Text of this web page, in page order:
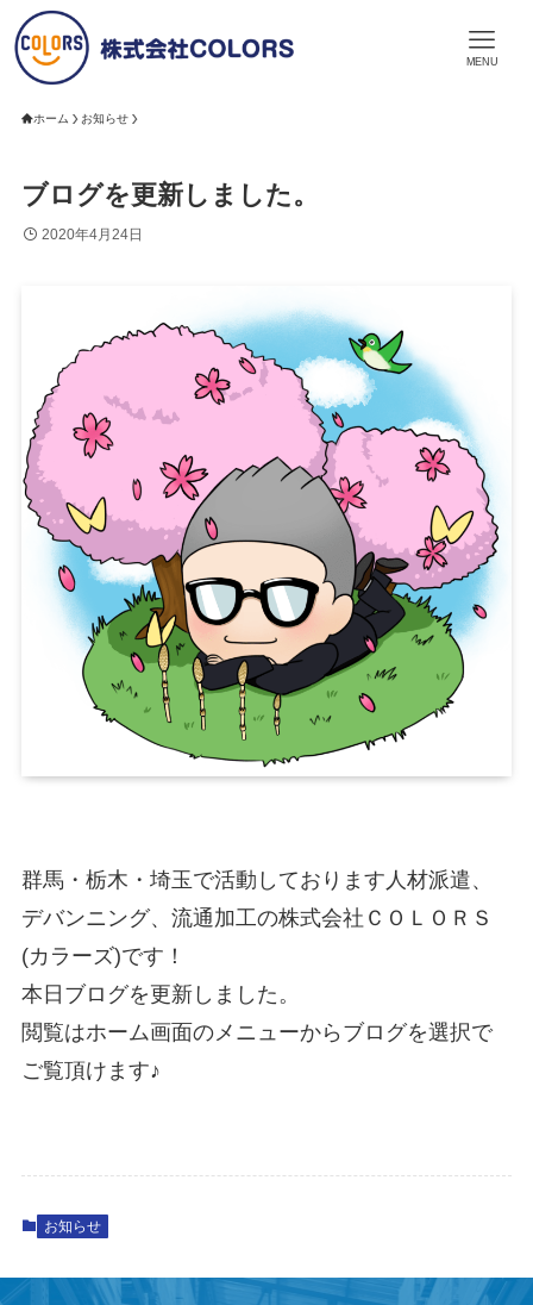
MENU
ホーム お知らせ
ブログを更新しました。
2020年4月24日
群馬・栃木・埼玉で活動しております人材派遣、
デバンニング、流通加工の株式会社ＣＯＬＯＲＳ
(カラーズ)です！
本日ブログを更新しました。
閲覧はホーム画面のメニューからブログを選択で
ご覧頂けます♪
お知らせ